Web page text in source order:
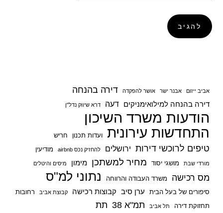
אביב ייזום אבנר ישר אושר להפקדה דירה בהנחה
דירה בהנחה למילואימניקים דעה דרא שיווק נדל"ן
הודעות משרד השיכון
התחדשות עירונית ועדות תכנון חריש
טיפים לרוכשי דירות ירושלים להחזיק נכס airbnb מודיעין
מורדי שבת מושגי יסוד מחיר למשתכן מימון מיסים והיטלים
מס רכישה משרד העבודה והרווחה נתוני למ"ס
סיפורים של בעל הבית ערן סיב קבוצות רכישה קבוצת אביב
רחובות
תחזוקת דירה
תל אביב תמ"א 38 תת